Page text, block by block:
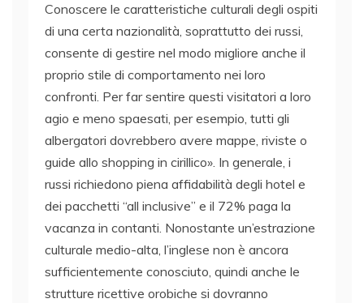
Conoscere le caratteristiche culturali degli ospiti
di una certa nazionalità, soprattutto dei russi,
consente di gestire nel modo migliore anche il
proprio stile di comportamento nei loro
confronti. Per far sentire questi visitatori a loro
agio e meno spaesati, per esempio, tutti gli
albergatori dovrebbero avere mappe, riviste o
guide allo shopping in cirillico». In generale, i
russi richiedono piena affidabilità degli hotel e
dei pacchetti “all inclusive” e il 72% paga la
vacanza in contanti. Nonostante un’estrazione
culturale medio-alta, l’inglese non è ancora
sufficientemente conosciuto, quindi anche le
strutture ricettive orobiche si dovranno